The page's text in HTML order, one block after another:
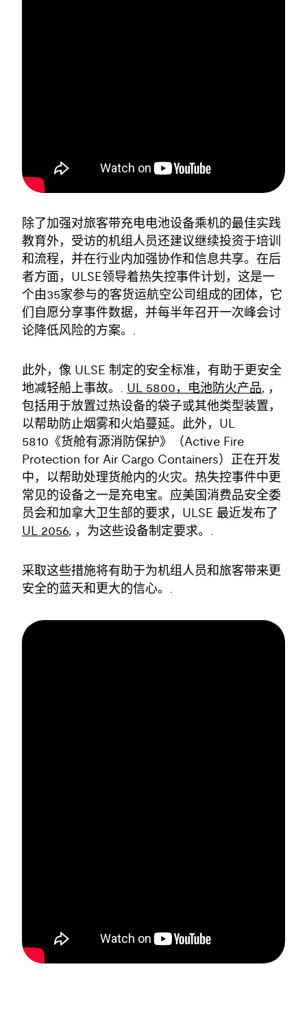
除了加强对旅客带充电电池设备乘机的最佳实践
教育外，受访的机组人员还建议继续投资于培训
和流程，并在行业内加强协作和信息共享。在后
者方面，ULSE领导着热失控事件计划，这是一
个由35家参与的客货运航空公司组成的团体，它
们自愿分享事件数据，并每半年召开一次峰会讨
论降低风险的方案。.
此外，像 ULSE 制定的安全标准，有助于更安全
地减轻船上事故。. UL 5800，电池防火产品, ，
包括用于放置过热设备的袋子或其他类型装置，
以帮助防止烟雾和火焰蔓延。此外，UL
5810《货舱有源消防保护》（Active Fire
Protection for Air Cargo Containers）正在开发
中，以帮助处理货舱内的火灾。热失控事件中更
常见的设备之一是充电宝。应美国消费品安全委
员会和加拿大卫生部的要求，ULSE 最近发布了
UL 2056, ，为这些设备制定要求。.
采取这些措施将有助于为机组人员和旅客带来更
安全的蓝天和更大的信心。.